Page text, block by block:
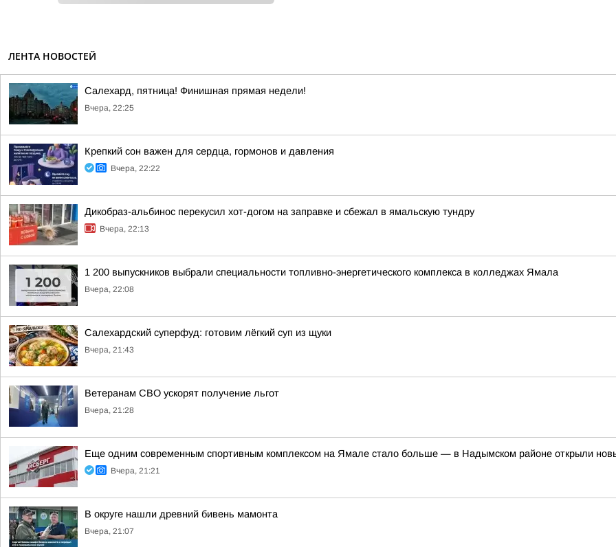
ЛЕНТА НОВОСТЕЙ
Салехард, пятница! Финишная прямая недели!
Вчера, 22:25
Крепкий сон важен для сердца, гормонов и давления
Вчера, 22:22
Дикобраз-альбинос перекусил хот-догом на заправке и сбежал в ямальскую тундру
Вчера, 22:13
1 200 выпускников выбрали специальности топливно-энергетического комплекса в колледжах Ямала
Вчера, 22:08
Салехардский суперфуд: готовим лёгкий суп из щуки
Вчера, 21:43
Ветеранам СВО ускорят получение льгот
Вчера, 21:28
Еще одним современным спортивным комплексом на Ямале стало больше — в Надымском районе открыли
Вчера, 21:21
В округе нашли древний бивень мамонта
Вчера, 21:07